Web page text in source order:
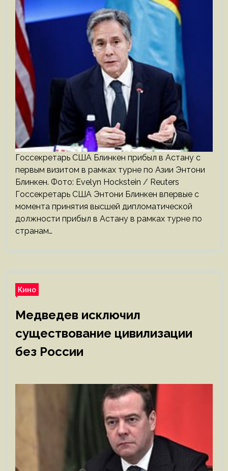
Госсекретарь США Блинкен прибыл в Астану с
первым визитом в рамках турне по Азии Энтони
Блинкен. Фото: Evelyn Hockstein / Reuters
Госсекретарь США Энтони Блинкен впервые с
момента принятия высшей дипломатической
должности прибыл в Астану в рамках турне по
странам…
Кино
Медведев исключил
существование цивилизации
без России